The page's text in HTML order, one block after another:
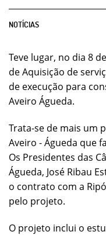
NOTÍCIAS
Teve lugar, no dia 8
de Aquisição de
de execução para
Aveiro Águeda.
Trata-se de mais um
Aveiro - Águeda que
Os Presidentes das
Águeda, José Ribau
o contrato com a
pelo projeto.
O projeto inclui o